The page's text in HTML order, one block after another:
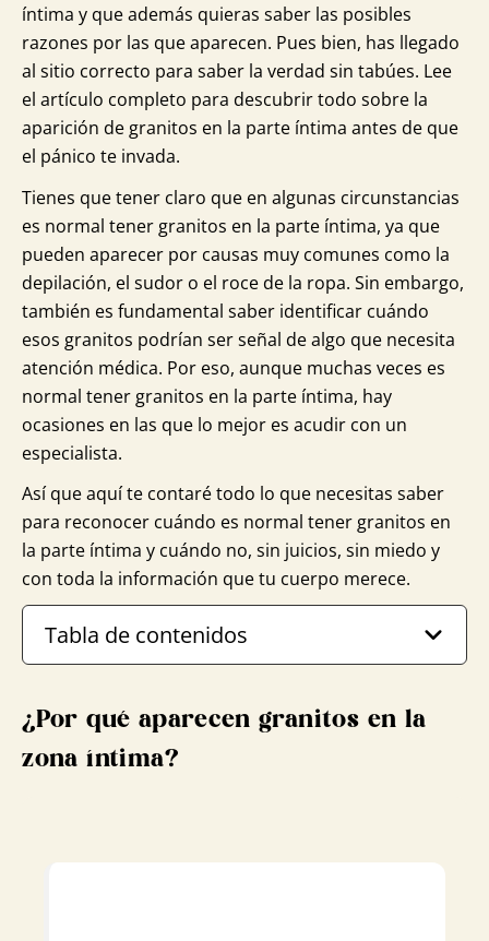
íntima y que además quieras saber las posibles
razones por las que aparecen. Pues bien, has llegado
al sitio correcto para saber la verdad sin tabúes. Lee
el artículo completo para descubrir todo sobre la
aparición de granitos en la parte íntima antes de que
el pánico te invada.
Tienes que tener claro que en algunas circunstancias
es normal tener granitos en la parte íntima, ya que
pueden aparecer por causas muy comunes como la
depilación, el sudor o el roce de la ropa. Sin embargo,
también es fundamental saber identificar cuándo
esos granitos podrían ser señal de algo que necesita
atención médica. Por eso, aunque muchas veces es
normal tener granitos en la parte íntima, hay
ocasiones en las que lo mejor es acudir con un
especialista.
Así que aquí te contaré todo lo que necesitas saber
para reconocer cuándo es normal tener granitos en
la parte íntima y cuándo no, sin juicios, sin miedo y
con toda la información que tu cuerpo merece.
Tabla de contenidos
¿Por qué aparecen granitos en la
zona íntima?